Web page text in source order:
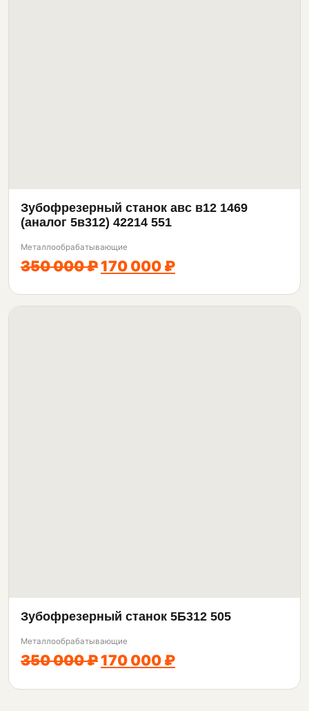
Зубофрезерный станок авс в12 1469
(аналог 5в312) 42214 551
Металлообрабатывающие
350 000 ₽ 170 000 ₽
Зубофрезерный станок 5Б312 505
Металлообрабатывающие
350 000 ₽ 170 000 ₽